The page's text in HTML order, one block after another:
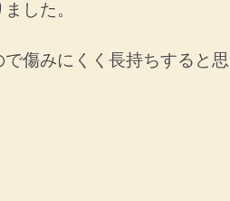
した。
傷みにくく長持ちすると思